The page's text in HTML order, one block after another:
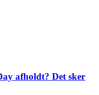
afholdt? Det sker